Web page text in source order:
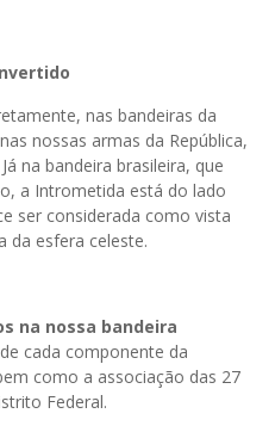
nas bandeiras da
nossas armas da República,
na bandeira brasileira, que
a Intrometida está do lado
ser considerada como vista
da esfera celeste.
na nossa bandeira
cada componente da
como a associação das 27
Federal.